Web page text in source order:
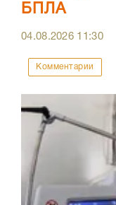
БПЛА
04.08.2026 11:30
Комментарии